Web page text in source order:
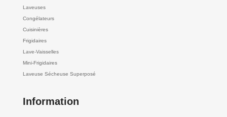
Laveuses
Congélateurs
Cuisinières
Frigidaires
Lave-Vaisselles
Mini-Frigidaires
Laveuse Sécheuse Superposé
Information